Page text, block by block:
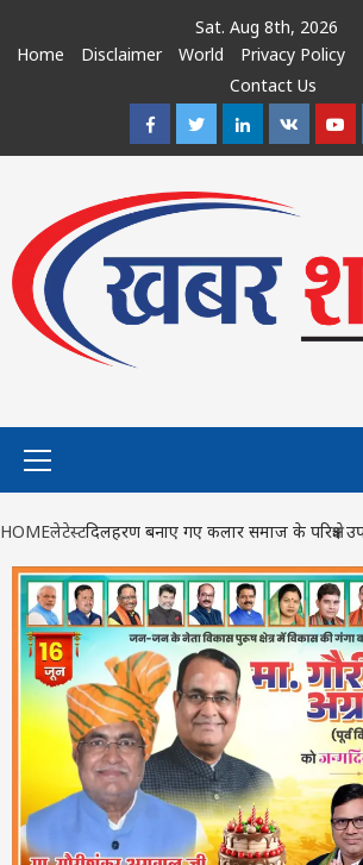
Sat. Aug 8th, 2026
Home
Disclaimer World Privacy Policy
Contact Us
FacebookTwitterLinkedin
VK
HOMEलेटेस्टदिलहरण बनाए गए कलार समाज के परिक्षेत्र